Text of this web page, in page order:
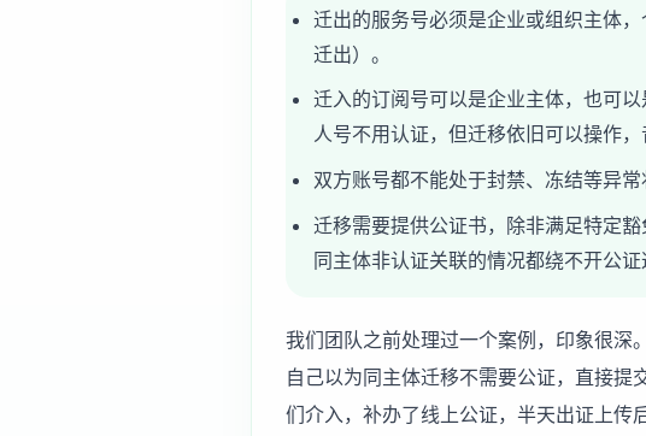
迁出的服务号必须是企业或组织主体
迁出）。
迁入的订阅号可以是企业主体，也可
人号不用认证，但迁移依旧可以操作
双方账号都不能处于封禁、冻结等异
迁移需要提供公证书，除非满足特定
同主体非认证关联的情况都绕不开公证
我们团队之前处理过一个案例，印象很深
自己以为同主体迁移不需要公证，直接
们介入，补办了线上公证，半天出证上传